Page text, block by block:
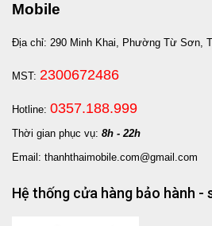
Mobile
Địa chỉ: 290 Minh Khai, Phường Từ Sơn,
MST: 2300672486
Hotline: 0357.188.999
Thời gian phục vụ: 8h - 22h
Email: thanhthaimobile.com@gmail.com
Hệ thống cửa hàng bảo hành -